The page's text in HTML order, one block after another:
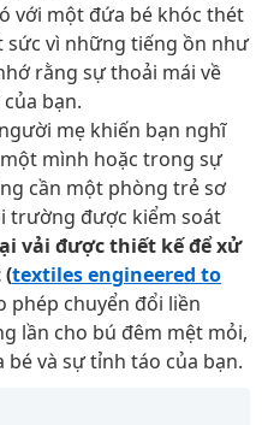
với một đứa bé khóc thét
sức vì những tiếng ồn như
rằng sự thoải mái về
bạn.
mẹ khiến bạn nghĩ
mình hoặc trong sự
cần một phòng trẻ sơ
trường được kiểm soát
vải được thiết kế để xử
(textiles engineered to
phép chuyển đổi liền
lần cho bú đêm mệt mỏi,
bé và sự tỉnh táo của bạn.